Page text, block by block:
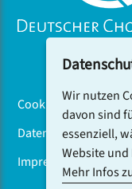
Cookiebanner
Datenschutz
Impressum
Wir nutzen
davon sind
essenziell,
Website
Mehr Infos